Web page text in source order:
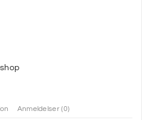
Anmeldelser (0)